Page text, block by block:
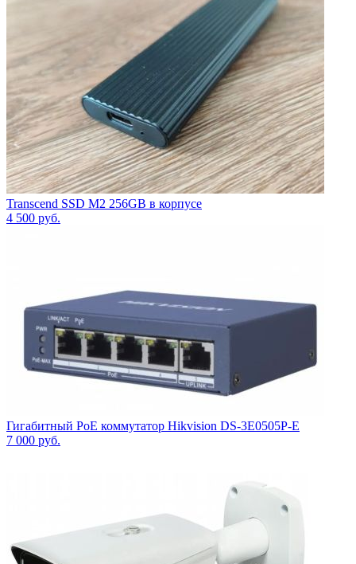
Transcend SSD M2 256GB в корпусе
4 500 руб.
Гигабитный PoE коммутатор Hikvision DS-3E0505P-E
7 000 руб.